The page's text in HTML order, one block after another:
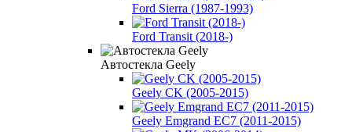
Ford Sierra (1987-1993)
Ford Transit (2018-)
Автостекла Geely
Geely CK (2005-2015)
Geely Emgrand EC7 (2011-2015)